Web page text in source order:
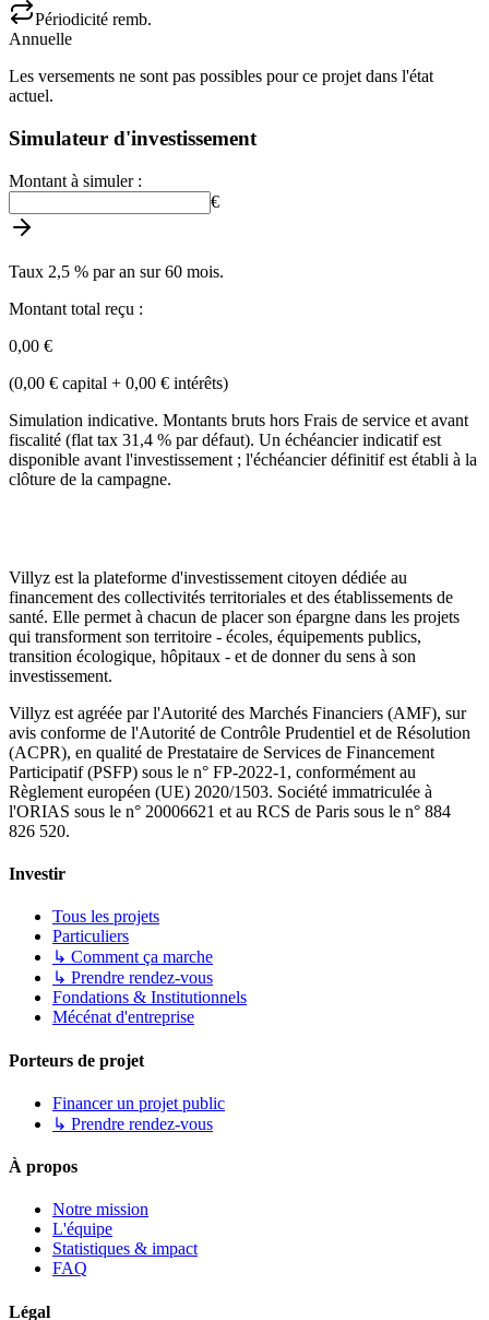
Périodicité remb.
Annuelle
Les versements ne sont pas possibles pour ce projet dans l'état
actuel.
Simulateur d'investissement
Montant à simuler :
€
Taux 2,5 % par an sur 60 mois.
Montant total reçu :
0,00 €
(0,00 € capital + 0,00 € intérêts)
Simulation indicative. Montants bruts hors Frais de service et avant
fiscalité (flat tax 31,4 % par défaut). Un échéancier indicatif est
disponible avant l'investissement ; l'échéancier définitif est établi à la
clôture de la campagne.
Villyz est la plateforme d'investissement citoyen dédiée au
financement des collectivités territoriales et des établissements de
santé. Elle permet à chacun de placer son épargne dans les projets
qui transforment son territoire - écoles, équipements publics,
transition écologique, hôpitaux - et de donner du sens à son
investissement.
Villyz est agréée par l'Autorité des Marchés Financiers (AMF), sur
avis conforme de l'Autorité de Contrôle Prudentiel et de Résolution
(ACPR), en qualité de Prestataire de Services de Financement
Participatif (PSFP) sous le n° FP-2022-1, conformément au
Règlement européen (UE) 2020/1503. Société immatriculée à
l'ORIAS sous le n° 20006621 et au RCS de Paris sous le n° 884
826 520.
Investir
Tous les projets
Particuliers
↳ Comment ça marche
↳ Prendre rendez-vous
Fondations & Institutionnels
Mécénat d'entreprise
Porteurs de projet
Financer un projet public
↳ Prendre rendez-vous
À propos
Notre mission
L'équipe
Statistiques & impact
FAQ
Légal